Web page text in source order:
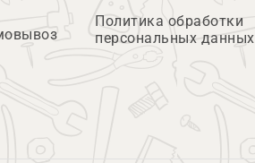
Политика обработки
персональных данных